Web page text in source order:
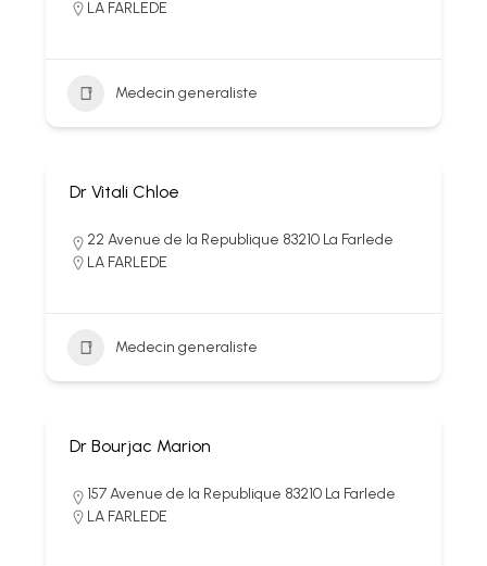
LA FARLEDE
Medecin generaliste
Dr Vitali Chloe
22 Avenue de la Republique 83210 La Farlede
LA FARLEDE
Medecin generaliste
Dr Bourjac Marion
157 Avenue de la Republique 83210 La Farlede
LA FARLEDE